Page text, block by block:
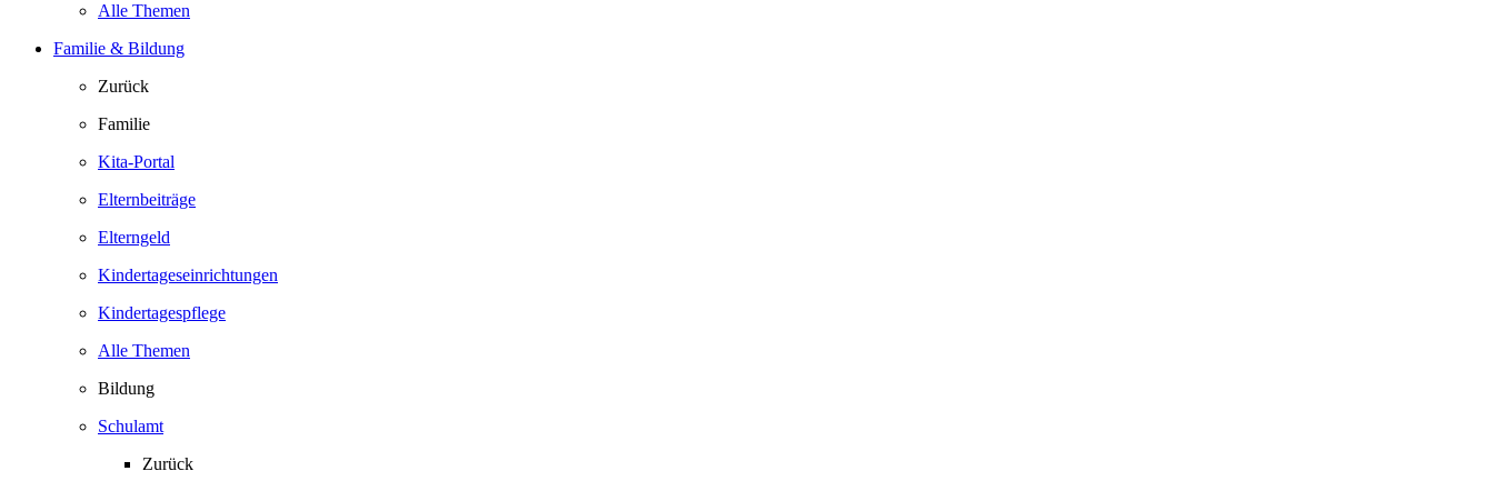
Alle Themen
Familie & Bildung
Zurück
Familie
Kita-Portal
Elternbeiträge
Elterngeld
Kindertageseinrichtungen
Kindertagespflege
Alle Themen
Bildung
Schulamt
Zurück